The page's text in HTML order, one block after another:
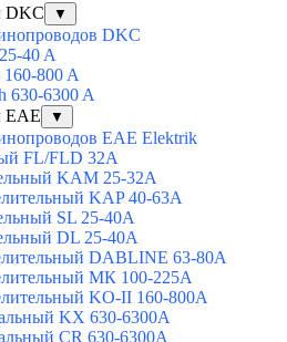
DKC ▼
DKC
40 A
800 A
630-6300 A
EAE
▼
EAE Elektrik
FL/FLD 32A
KAM 25-32А
KAP 40-63A
SL 25-40А
DL 25-40А
DABLINE 63-80A
МК 100-225А
KO-II 160-800А
KX 630-6300А
CR 630-6300А